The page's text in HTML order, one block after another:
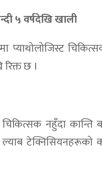
५ वर्षदेखि खाली
प्याथोलोजिस्ट
छ ।
चिकित्सक नहुँदा
टेक्निसियनहरूको